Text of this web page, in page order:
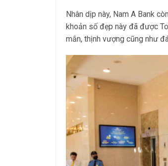
Nhân dịp này, Nam A Bank
khoản số đẹp này đã được
mắn, thịnh vượng cũng như